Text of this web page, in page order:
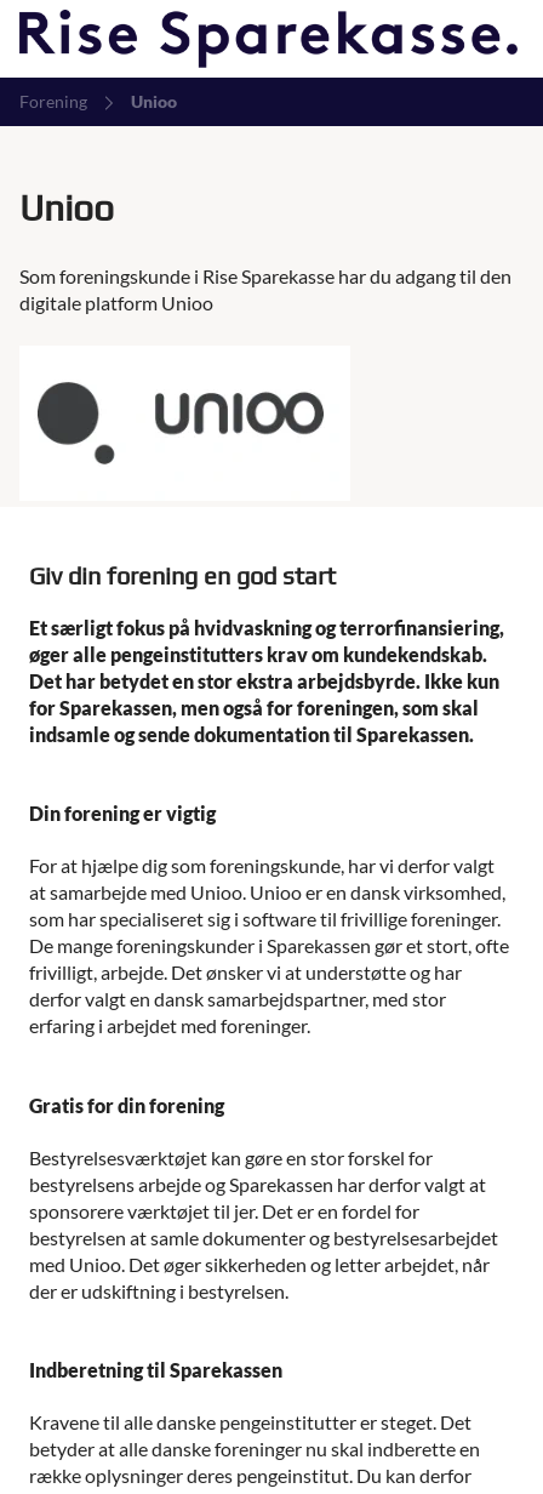
Forening Unioo
Unioo
Som foreningskunde i Rise Sparekasse har du adgang til den
digitale platform Unioo
Giv din forening en god start
Et særligt fokus på hvidvaskning og terrorfinansiering,
øger alle pengeinstitutters krav om kundekendskab.
Det har betydet en stor ekstra arbejdsbyrde. Ikke kun
for Sparekassen, men også for foreningen, som skal
indsamle og sende dokumentation til Sparekassen.
Din forening er vigtig
For at hjælpe dig som foreningskunde, har vi derfor valgt
at samarbejde med Unioo. Unioo er en dansk virksomhed,
som har specialiseret sig i software til frivillige foreninger.
De mange foreningskunder i Sparekassen gør et stort, ofte
frivilligt, arbejde. Det ønsker vi at understøtte og har
derfor valgt en dansk samarbejdspartner, med stor
erfaring i arbejdet med foreninger.
Gratis for din forening
Bestyrelsesværktøjet kan gøre en stor forskel for
bestyrelsens arbejde og Sparekassen har derfor valgt at
sponsorere værktøjet til jer. Det er en fordel for
bestyrelsen at samle dokumenter og bestyrelsesarbejdet
med Unioo. Det øger sikkerheden og letter arbejdet, når
der er udskiftning i bestyrelsen.
Indberetning til Sparekassen
Kravene til alle danske pengeinstitutter er steget. Det
betyder at alle danske foreninger nu skal indberette en
række oplysninger deres pengeinstitut. Du kan derfor